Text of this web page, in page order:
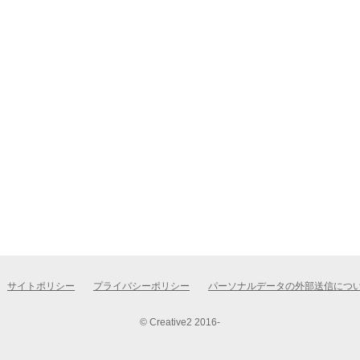
サイトポリシー プライバシーポリシー パーソナルデータの外部送信につ
© Creative2 2016-